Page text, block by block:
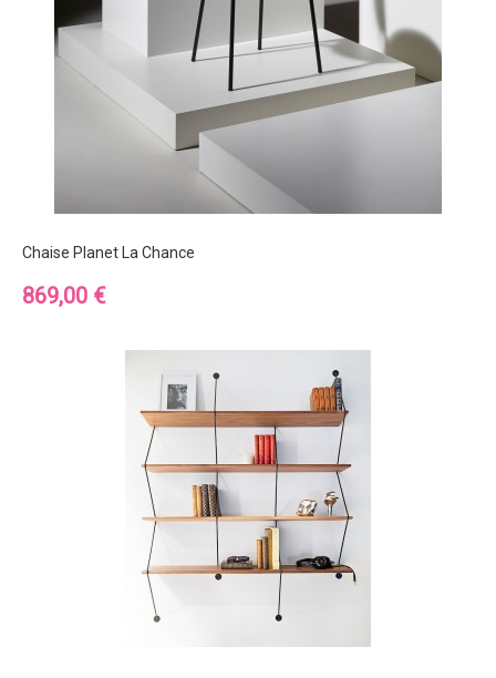
Chaise Planet La Chance
Prix
869,00 €